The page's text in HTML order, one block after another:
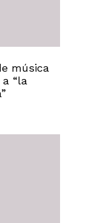
música
“la